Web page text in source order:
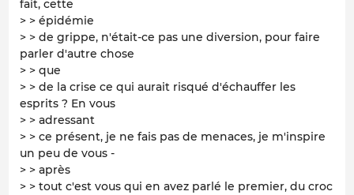
fait, cette
> > épidémie
> > de grippe, n'était-ce pas une diversion, pour faire
parler d'autre chose
> > que
> > de la crise ce qui aurait risqué d'échauffer les
esprits ? En vous
> > adressant
> > ce présent, je ne fais pas de menaces, je m'inspire
un peu de vous -
> > après
> > tout c'est vous qui en avez parlé le premier, du croc